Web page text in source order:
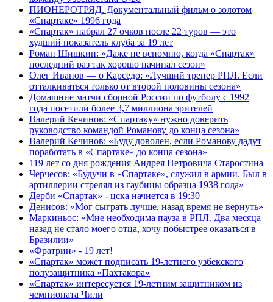
ПИОНЕРОТРЯД. Документальный фильм о золотом
«Спартаке» 1996 года
«Спартак» набрал 27 очков после 22 туров — это
худший показатель клуба за 19 лет
Роман Шишкин: «Даже не вспомню, когда «Спартак»
последний раз так хорошо начинал сезон»
Олег Иванов — о Карседо: «Лучший тренер РПЛ. Если
отталкиваться только от второй половины сезона»
Домашние матчи сборной России по футболу с 1992
года посетили более 3,7 миллиона зрителей
Валерий Кечинов: «Спартаку» нужно доверить
руководство командой Романову до конца сезона»
Валерий Кечинов: «Буду доволен, если Романову дадут
поработать в «Спартаке» до конца сезона»
119 лет со дня рождения Андрея Петровича Старостина
Черчесов: «Будучи в «Спартаке», служил в армии. Был в
артиллерии стрелял из гаубицы образца 1938 года»
Дерби «Спартак» - цска начнется в 19:30
Денисов: «Мог сыграть лучше, назад время не вернуть»
Маркиньос: «Мне необходима пауза в РПЛ. Два месяца
назад не стало моего отца, хочу побыстрее оказаться в
Бразилии»
«Фратрии» - 19 лет!
«Спартак» может подписать 19-летнего узбекского
полузащитника «Пахтакора»
«Спартак» интересуется 19-летним защитником из
чемпионата Чили